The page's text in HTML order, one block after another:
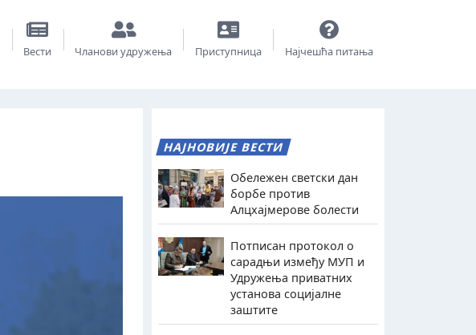
Вести Чланови удружења Приступница Најчешћа питања
НАЈНОВИЈЕ ВЕСТИ
Обележен светски дан
борбе против
Алцхајмерове болести
Потписан протокол о
сарадњи између МУП и
Удружења приватних
установа социјалне
заштите